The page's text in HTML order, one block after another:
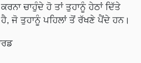
ਚਾਹੁੰਦੇ ਹੋ ਤਾਂ ਤੁਹਾਨੂੰ ਹੇਠਾਂ ਦਿੱਤੇ
ਜੋ ਤੁਹਾਨੂੰ ਪਹਿਲਾਂ ਤੋਂ ਰੱਖਣੇ ਪੈਂਦੇ ਹਨ।